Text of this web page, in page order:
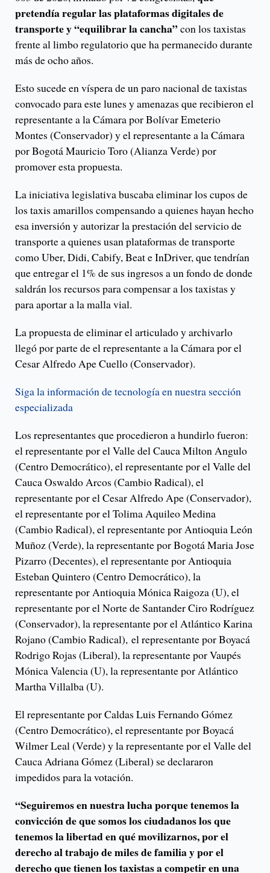
pretendía regular las plataformas digitales de
transporte y “equilibrar la cancha”con los taxistas
frente al limbo regulatorio que ha permanecido durante
más de ocho años.
Esto sucede en víspera de un paro nacional de taxistas
convocado para este lunes y amenazas que recibieron el
representante a la Cámara por Bolívar Emeterio
Montes (Conservador) y el representante a la Cámara
por Bogotá Mauricio Toro (Alianza Verde) por
promover esta propuesta.
La iniciativa legislativa buscaba eliminar los cupos de
los taxis amarillos compensando a quienes hayan hecho
esa inversión y autorizar la prestación del servicio de
transporte a quienes usan plataformas de transporte
como Uber, Didi, Cabify, Beat e InDriver, que tendrían
que entregar el 1% de sus ingresos a un fondo de donde
saldrán los recursos para compensar a los taxistas y
para aportar a la malla vial.
La propuesta de eliminar el articulado y archivarlo
llegó por parte de el representante a la Cámara por el
Cesar Alfredo Ape Cuello (Conservador).
Siga la información de tecnología en nuestra sección
especializada
Los representantes que procedieron a hundirlo fueron:
el representante por el Valle del Cauca Milton Angulo
(Centro Democrático), el representante por el Valle del
Cauca Oswaldo Arcos (Cambio Radical), el
representante por el Cesar Alfredo Ape (Conservador),
el representante por el Tolima Aquileo Medina
(Cambio Radical), el representante por Antioquia León
Muñoz (Verde), la representante por Bogotá Maria Jose
Pizarro (Decentes), el representante por Antioquia
Esteban Quintero (Centro Democrático), la
representante por Antioquia Mónica Raigoza (U), el
representante por el Norte de Santander Ciro Rodríguez
(Conservador), la representante por el Atlántico Karina
Rojano (Cambio Radical), el representante por Boyacá
Rodrigo Rojas (Liberal), la representante por Vaupés
Mónica Valencia (U), la representante por Atlántico
Martha Villalba (U).
El representante por Caldas Luis Fernando Gómez
(Centro Democrático), el representante por Boyacá
Wilmer Leal (Verde) y la representante por el Valle del
Cauca Adriana Gómez (Liberal) se declararon
impedidos para la votación.
“Seguiremos en nuestra lucha porque tenemos la
convicción de que somos los ciudadanos los que
tenemos la libertad en qué movilizarnos, por el
derecho al trabajo de miles de familia y por el
derecho que tienen los taxistas a competir en una